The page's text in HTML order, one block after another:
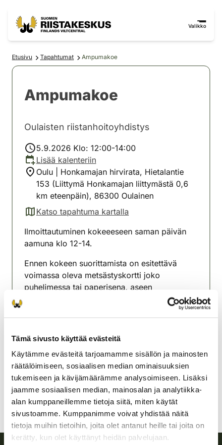
Tämä sivusto käyttää evästeitä
Käytämme evästeitä tarjoamamme sisällön ja mainosten
räätälöimiseen, sosiaalisen median ominaisuuksien
tukemiseen ja kävijämäärämme analysoimiseen. Lisäksi
jaamme sosiaalisen median, mainosalan ja analytiikka-
alan kumppaneillemme tietoja siitä, miten käytät
sivustoamme. Kumppanimme voivat yhdistää näitä
tietoja muihin tietoihin, joita olet antanut heille tai joita on
kerätty, kun olet käyttänyt heidän palvelujaan.
Valikko
Etusivu Tapahtumat Ampumakoe
Ampumakoe
Oulaisten riistanhoitoyhdistys
5.9.2026 Klo: 12:00-14:00
Lisää kalenteriin
Oulu | Honkamajan hirvirata, Hietalantie
153 (Liittymä Honkamajan liittymästä 0,6
km eteenpäin), 86300 Oulainen
Katso tapahtuma kartalla
(avautuu uuteen välilehteen)
Ilmoittautuminen kokeeeseen saman päivän
aamuna klo 12-14.
Ennen kokeen suorittamista on esitettävä
voimassa oleva metsästyskortti joko
puhelimessa tai paperisena, aseen
hallussapitolupa aseeseen, jolla ammutaan ja
Oulaisten riistanhoitoyhdistys
0500-281874
oulainen@rhy.riista.fi